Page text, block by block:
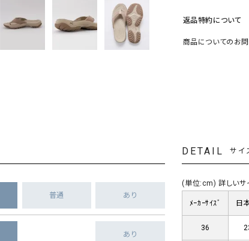
返品特約について
商品についてのお
普通 あり
あり
DETAIL サイ
(単位:cm) 詳しいサ
ﾒｰｶｰｻｲｽﾞ 日
36